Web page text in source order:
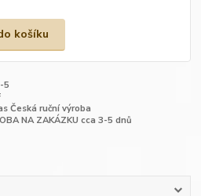
košíku
5
Česká ruční výroba
NA ZAKÁZKU cca 3-5 dnů